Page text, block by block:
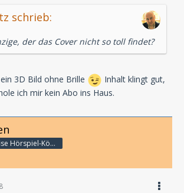
schrieb:
der das Cover nicht so toll findet?
3D Bild ohne Brille
Inhalt klingt gut,
ich mir kein Abo ins Haus.
Der weise Hörspiel-König